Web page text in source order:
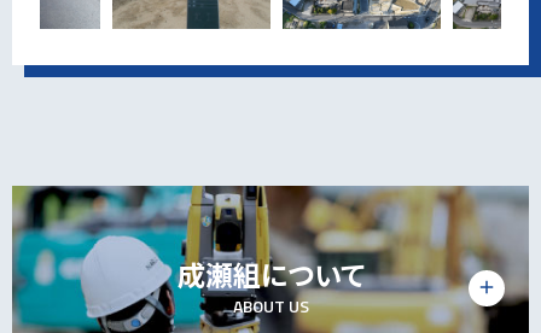
成瀬組について
ABOUT US
add